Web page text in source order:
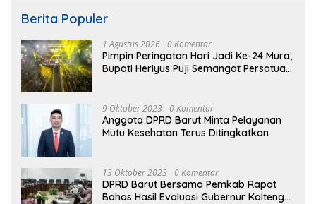
Berita Populer
1 Agustus 2026 0 Komentar
Pimpin Peringatan Hari Jadi Ke-24 Mura,
Bupati Heriyus Puji Semangat Persatuan
9 Oktober 2023 0 Komentar
Anggota DPRD Barut Minta Pelayanan
Mutu Kesehatan Terus Ditingkatkan
13 Oktober 2023 0 Komentar
DPRD Barut Bersama Pemkab Rapat
Bahas Hasil Evaluasi Gubernur Kalteng